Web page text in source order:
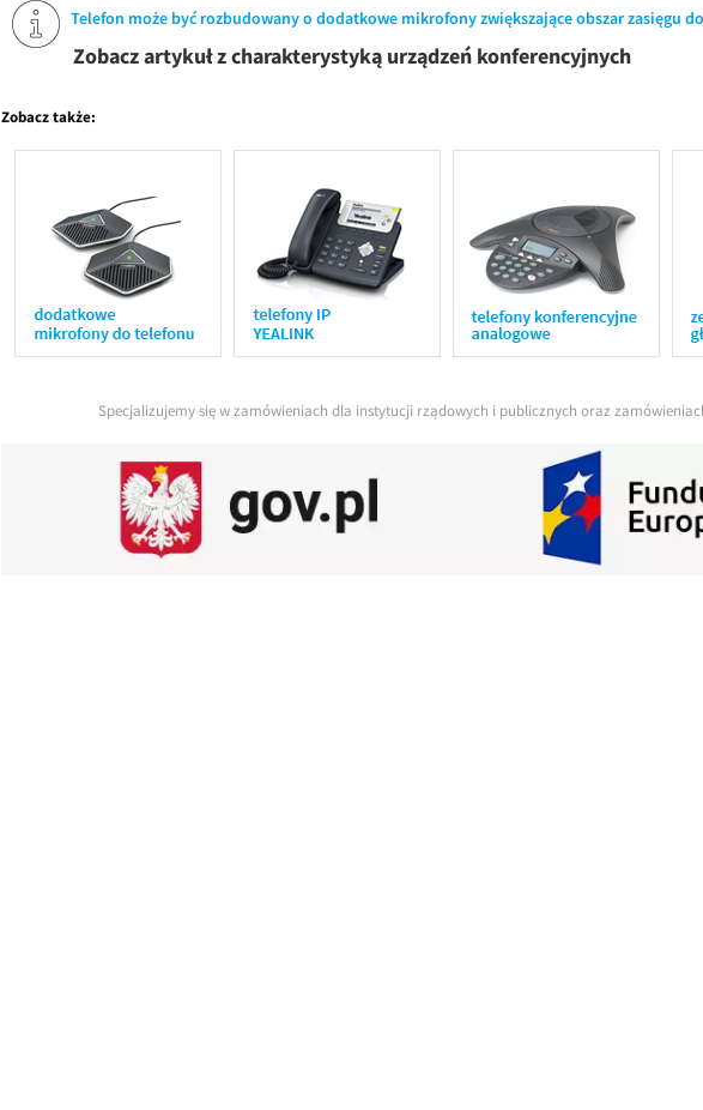
Telefon może być rozbudowany o dodatkowe mikrofony zwiększające obszar zasięgu
Zobacz artykuł z charakterystyką urządzeń konferencyjnych
Zobacz także:
Specjalizujemy się w zamówieniach dla instytucji rządowych i publicznych oraz